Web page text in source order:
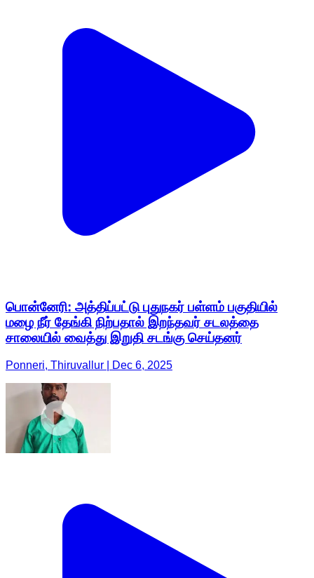
பொன்னேரி: அத்திப்பட்டு புதுநகர் பள்ளம் பகுதியில்
மழை நீர் தேங்கி நிற்பதால் இறந்தவர் சடலத்தை
சாலையில் வைத்து இறுதி சடங்கு செய்தனர்
Ponneri, Thiruvallur | Dec 6, 2025